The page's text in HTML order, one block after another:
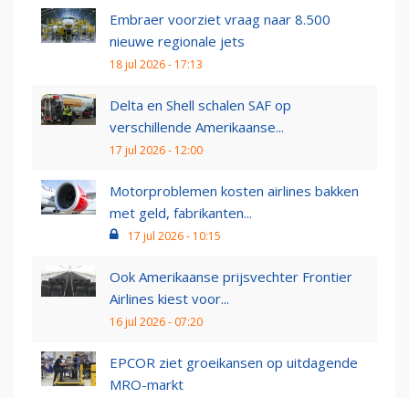
Embraer voorziet vraag naar 8.500
nieuwe regionale jets
18 jul 2026 - 17:13
Delta en Shell schalen SAF op
verschillende Amerikaanse...
17 jul 2026 - 12:00
Motorproblemen kosten airlines bakken
met geld, fabrikanten...
17 jul 2026 - 10:15
Ook Amerikaanse prijsvechter Frontier
Airlines kiest voor...
16 jul 2026 - 07:20
EPCOR ziet groeikansen op uitdagende
MRO-markt